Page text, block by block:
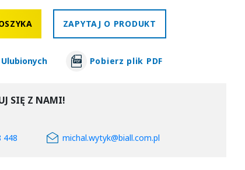
ZAPYTAJ O PRODUKT
Pobierz plik PDF
SIĘ Z NAMI!
448 michal.wytyk@biall.com.pl